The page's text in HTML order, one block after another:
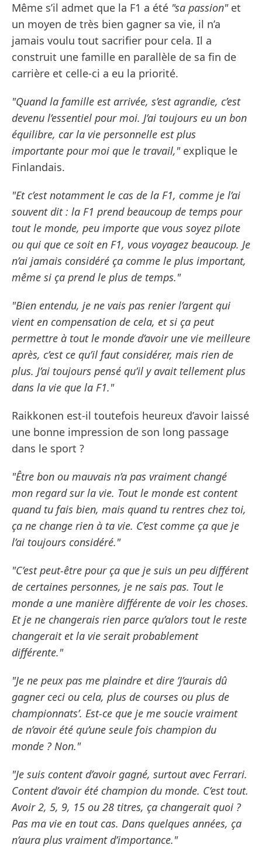
Même s’il admet que la F1 a été "sa passion"et
un moyen de très bien gagner sa vie, il n’a
jamais voulu tout sacrifier pour cela. Il a
construit une famille en parallèle de sa fin de
carrière et celle-ci a eu la priorité.
"Quand la famille est arrivée, s’est agrandie, c’est
devenu l’essentiel pour moi. J’ai toujours eu un bon
équilibre, car la vie personnelle est plus
importante pour moi que le travail,"explique le
Finlandais.
"Et c’est notamment le cas de la F1, comme je l’ai
souvent dit : la F1 prend beaucoup de temps pour
tout le monde, peu importe que vous soyez pilote
ou qui que ce soit en F1, vous voyagez beaucoup. Je
n’ai jamais considéré ça comme le plus important,
même si ça prend le plus de temps."
"Bien entendu, je ne vais pas renier l’argent qui
vient en compensation de cela, et si ça peut
permettre à tout le monde d’avoir une vie meilleure
après, c’est ce qu’il faut considérer, mais rien de
plus. J’ai toujours pensé qu’il y avait tellement plus
dans la vie que la F1."
Raikkonen est-il toutefois heureux d’avoir laissé
une bonne impression de son long passage
dans le sport ?
"Être bon ou mauvais n’a pas vraiment changé
mon regard sur la vie. Tout le monde est content
quand tu fais bien, mais quand tu rentres chez toi,
ça ne change rien à ta vie. C’est comme ça que je
l’ai toujours considéré."
"C’est peut-être pour ça que je suis un peu différent
de certaines personnes, je ne sais pas. Tout le
monde a une manière différente de voir les choses.
Et je ne changerais rien parce qu’alors tout le reste
changerait et la vie serait probablement
différente."
"Je ne peux pas me plaindre et dire ’J’aurais dû
gagner ceci ou cela, plus de courses ou plus de
championnats’. Est-ce que je me soucie vraiment
de n’avoir été qu’une seule fois champion du
monde ? Non."
"Je suis content d’avoir gagné, surtout avec Ferrari.
Content d’avoir été champion du monde. C’est tout.
Avoir 2, 5, 9, 15 ou 28 titres, ça changerait quoi ?
Pas ma vie en tout cas. Dans quelques années, ça
n’aura plus vraiment d’importance."